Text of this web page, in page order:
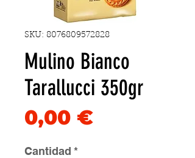
SKU: 8076809572828
Mulino Bianco
Tarallucci 350gr
0,00 €Precio
Cantidad *